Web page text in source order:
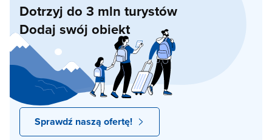
Dotrzyj do 3 mln turystów
Dodaj swój obiekt
Sprawdź naszą ofertę!